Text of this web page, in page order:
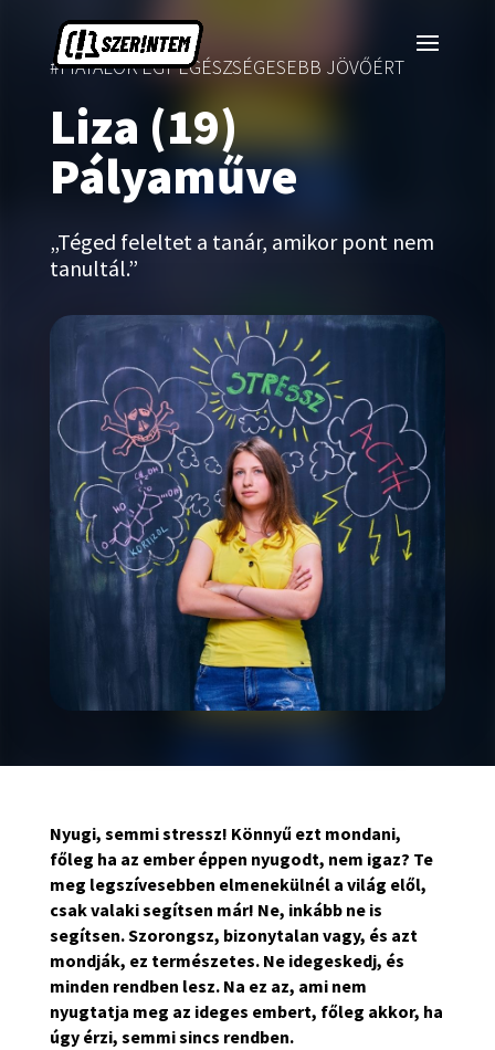
#FIATALOK EGY EGÉSZSÉGESEBB JÖVŐÉRT
Liza (19)
Pályaműve
„Téged feleltet a tanár, amikor pont nem
tanultál.”
Nyugi, semmi stressz! Könnyű ezt mondani,
főleg ha az ember éppen nyugodt, nem igaz? Te
meg legszívesebben elmenekülnél a világ elől,
csak valaki segítsen már! Ne, inkább ne is
segítsen. Szorongsz, bizonytalan vagy, és azt
mondják, ez természetes. Ne idegeskedj, és
minden rendben lesz. Na ez az, ami nem
nyugtatja meg az ideges embert, főleg akkor, ha
úgy érzi, semmi sincs rendben.